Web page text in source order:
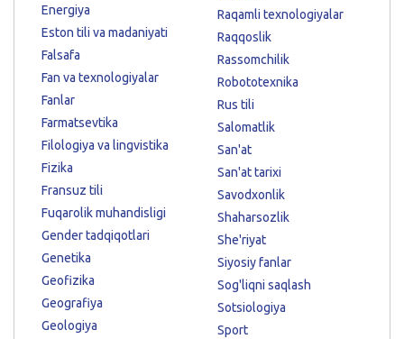
Energiya
Eston tili va madaniyati
Falsafa
Fan va texnologiyalar
Fanlar
Farmatsevtika
Filologiya va lingvistika
Fizika
Fransuz tili
Fuqarolik muhandisligi
Gender tadqiqotlari
Genetika
Geofizika
Geografiya
Geologiya
Raqamli texnologiyalar
Raqqoslik
Rassomchilik
Robototexnika
Rus tili
Salomatlik
San'at
San'at tarixi
Savodxonlik
Shaharsozlik
She'riyat
Siyosiy fanlar
Sog'liqni saqlash
Sotsiologiya
Sport